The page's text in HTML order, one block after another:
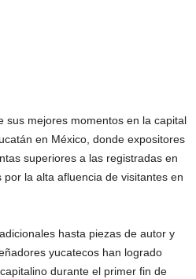
sus mejores momentos en la capital
en México, donde expositores
superiores a las registradas en
la alta afluencia de visitantes en
hasta piezas de autor y
yucatecos han logrado
durante el primer fin de